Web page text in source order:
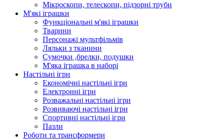
Мікроскопи, телескопи, підзорні труби
М'які іграшки
Функціональні м'які іграшки
Тварини
Персонажі мультфільмів
Ляльки з тканини
Сумочки ,брелки, подушки
М'яка іграшка в наборі
Настільні ігри
Економічні настільні ігри
Електронні ігри
Розважальні настільні ігри
Розвиваючі настільні ігри
Спортивні настільні ігри
Пазли
Роботи та трансформери